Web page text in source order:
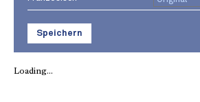
Speichern
Loading...